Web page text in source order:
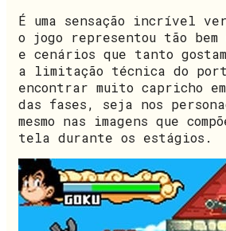
É uma sensação incrível
o jogo representou tão bem
e cenários que tanto
a limitação técnica do
encontrar muito capricho
das fases, seja nos
mesmo nas imagens que
tela durante os estágios.